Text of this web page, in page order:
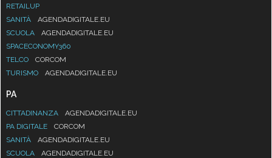
RETAILUP
SANITÀ
AGENDADIGITALE.EU
SCUOLA
AGENDADIGITALE.EU
SPACECONOMY360
TELCO
CORCOM
TURISMO
AGENDADIGITALE.EU
PA
CITTADINANZA
AGENDADIGITALE.EU
PA DIGITALE
CORCOM
SANITÀ
AGENDADIGITALE.EU
SCUOLA
AGENDADIGITALE.EU